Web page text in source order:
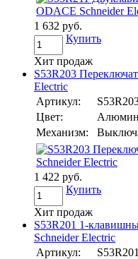
1 632 руб.
Купить
Хит продаж
S53R203
Electric
Артикул:
Цвет:
Механизм:
1 422 руб.
Купить
Хит продаж
S53R201 1-
Schneider Electric
Артикул:
S53R201